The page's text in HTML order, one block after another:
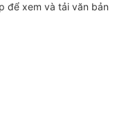
để xem và tải văn bản